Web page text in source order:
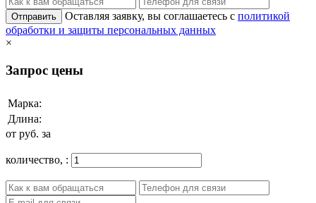
Отправить Оставляя заявку, вы соглашаетесь с политикой
обработки и защиты персональных данных
×
Запрос цены
Марка:
Длина:
от руб. за
количество, :